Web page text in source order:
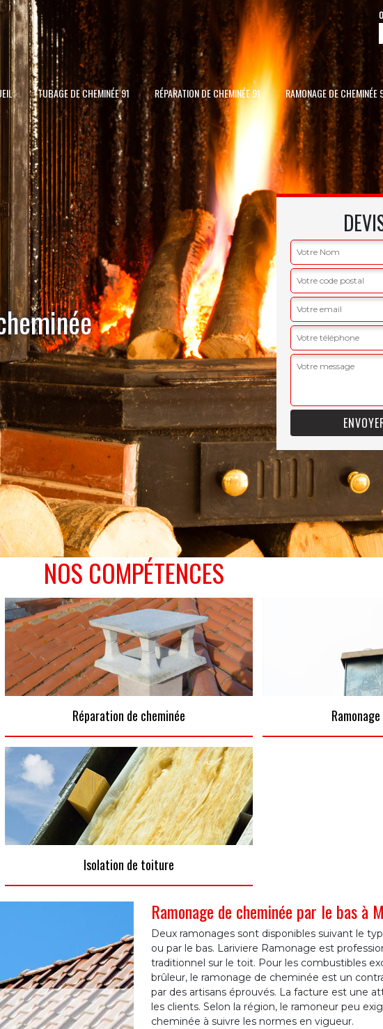
TUBAGE DE CHEMINÉE 91 RÉPARATION DE CHEMINÉE 91 RAMONAGE DE CHEMINÉE
NOS COMPÉTENCES
Réparation de cheminée
Isolation de toiture
Ramonage de cheminée par le bas à
Deux ramonages sont disponibles suivant le
ou par le bas. Lariviere Ramonage est
traditionnel sur le toit. Pour les combustibles
brûleur, le ramonage de cheminée est un
par des artisans éprouvés. La facture est une
les clients. Selon la région, le ramoneur peu
cheminée à suivre les normes en vigueur.